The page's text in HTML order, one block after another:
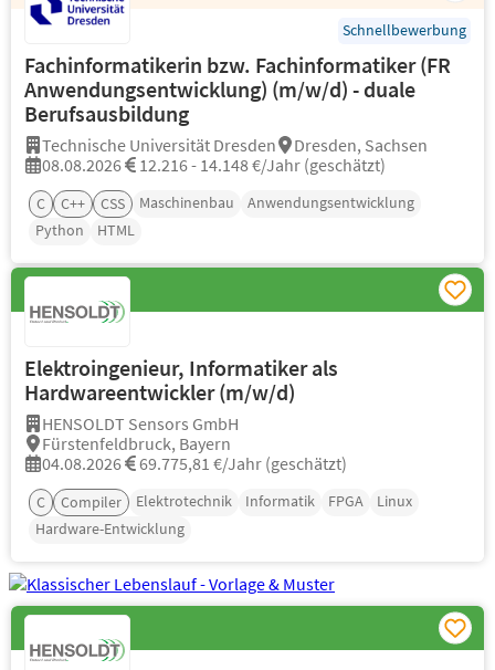
Schnellbewerbung
Fachinformatikerin bzw. Fachinformatiker (FR
Anwendungsentwicklung) (m/w/d) - duale
Berufsausbildung
Technische Universität Dresden
Dresden, Sachsen
08.08.2026
12.216 - 14.148 €/Jahr (geschätzt)
C C++ CSS Maschinenbau
Anwendungsentwicklung
Python
HTML
Elektroingenieur, Informatiker als
Hardwareentwickler (m/w/d)
HENSOLDT Sensors GmbH
Fürstenfeldbruck, Bayern
04.08.2026
69.775,81 €/Jahr (geschätzt)
C Compiler Elektrotechnik Informatik FPGA
Linux
Hardware-Entwicklung